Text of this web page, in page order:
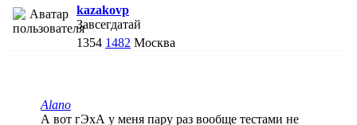
kazakovp
Завсегдатай
1354 1482 Москва
Alano
А вот гЭхА у меня пару раз вообще тестами не